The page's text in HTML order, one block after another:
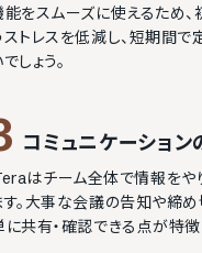
能をスムーズに使えるため
ストレスを低減し、短期間
しょう。
コミュニケーショ
はチーム全体で情報をや
。大事な会議の告知や締
に共有・確認できる点が特